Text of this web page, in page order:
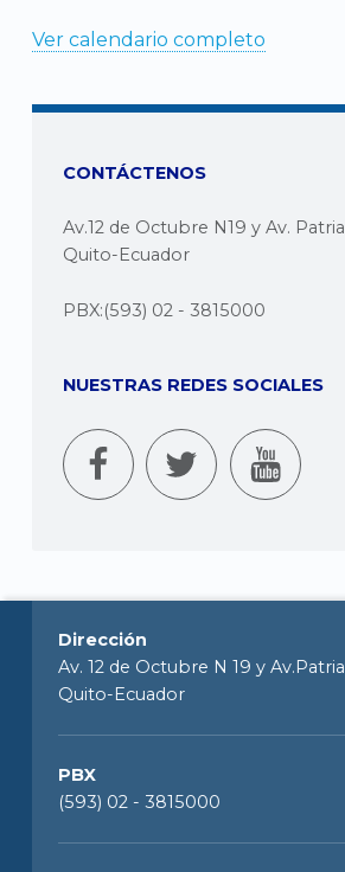
Ver calendario completo
CONTÁCTENOS
Av.12 de Octubre N19 y Av. Patria
Quito-Ecuador
PBX:(593) 02 - 3815000
NUESTRAS REDES SOCIALES
Dirección
Av. 12 de Octubre N 19 y Av.Patria
Quito-Ecuador
PBX
(593) 02 - 3815000